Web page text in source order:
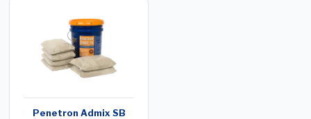
Penetron Admix SB